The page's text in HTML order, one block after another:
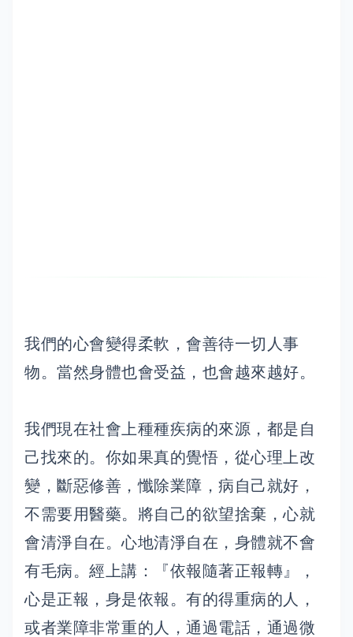
我們的心會變得柔軟，會善待一切人事
物。當然身體也會受益，也會越來越好。
我們現在社會上種種疾病的來源，都是自
己找來的。你如果真的覺悟，從心理上改
變，斷惡修善，懺除業障，病自己就好，
不需要用醫藥。將自己的欲望捨棄，心就
會清淨自在。心地清淨自在，身體就不會
有毛病。經上講：『依報隨著正報轉』，
心是正報，身是依報。有的得重病的人，
或者業障非常重的人，通過電話，通過微